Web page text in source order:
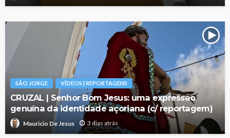
SÃO JORGE VÍDEOS | REPORTAGENS
CRUZAL | Senhor Bom Jesus: uma expressão
genuína da identidade açoriana (c/ reportagem)
Mauricio De Jesus 3 dias atrás